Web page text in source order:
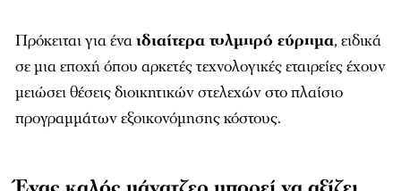
Πρόκειται για έναιδιαίτερα τολμηρό εύρημα, ειδικά
σε μια εποχή όπου αρκετές τεχνολογικές εταιρείες έχουν
μειώσει θέσεις διοικητικών στελεχών στο πλαίσιο
προγραμμάτων εξοικονόμησης κόστους.